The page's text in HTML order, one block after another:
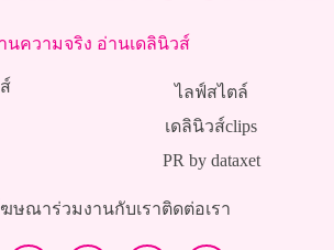
นความจริง อ่านเดลินิวส์
ไลฟ์สไตล์
เดลินิวส์clips
PR by dataxet
ฆษณาร่วมงานกับเราติดต่อเรา